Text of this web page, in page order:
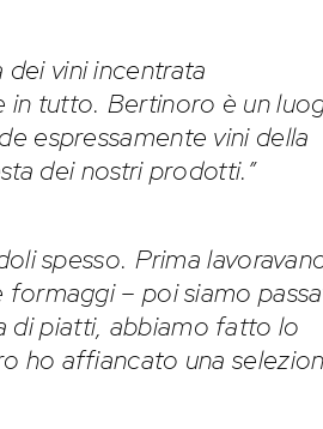
vini incentrata
in tutto. Bertinoro è un
espressamente vini della
dei nostri prodotti.”
spesso. Prima
– poi siamo
di piatti, abbiamo fatto lo
ho affiancato una